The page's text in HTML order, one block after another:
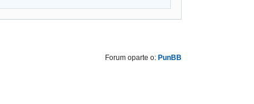
Forum oparte o: PunBB